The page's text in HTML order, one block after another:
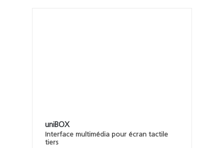
uniBOX
Interface multimédia pour écran tactile
tiers